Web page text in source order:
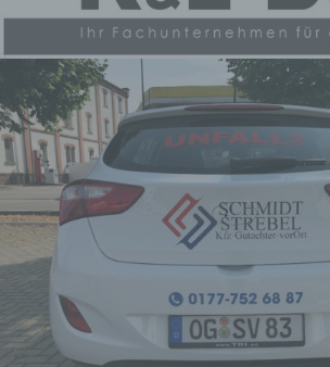
Profiling ist jede Art der
automatisierten
personenbezogener
besteht, dass diese
personenbezogenen
verwendet werden, um
persönliche Aspekte, die
eine natürliche Person
bewerten, insbesondere,
bezüglich Arbeitsleistung,
wirtschaftlicher Lage,
persönlicher Vorlieben,
Aufenthaltsort oder
dieser natürlichen Person
analysieren oder